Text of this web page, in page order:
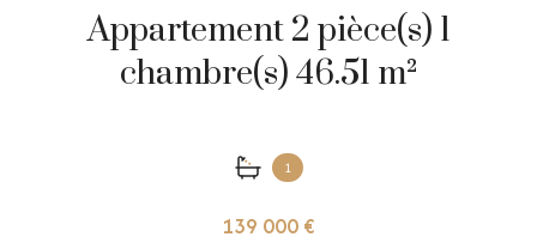
Appartement 2 pièce(s) 1
chambre(s) 46.51 m²
1
139 000 €